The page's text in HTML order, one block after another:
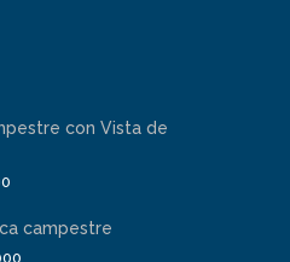
con Vista de
campestre